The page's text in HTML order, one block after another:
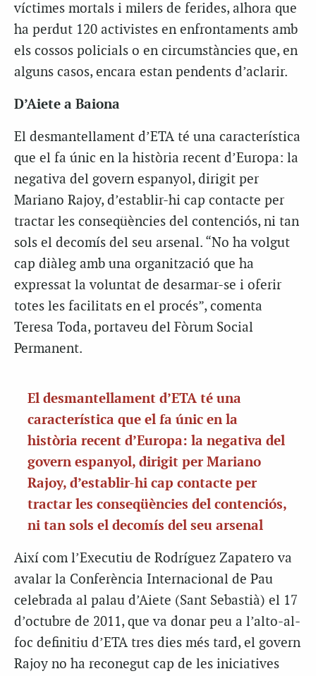
víctimes mortals i milers de ferides, alhora que
ha perdut 120 activistes en enfrontaments amb
els cossos policials o en circumstàncies que, en
alguns casos, encara estan pendents d’aclarir.
D’Aiete a Baiona
El desmantellament d’ETA té una característica
que el fa únic en la història recent d’Europa: la
negativa del govern espanyol, dirigit per
Mariano Rajoy, d’establir-hi cap contacte per
tractar les conseqüències del contenciós, ni tan
sols el decomís del seu arsenal. “No ha volgut
cap diàleg amb una organització que ha
expressat la voluntat de desarmar-se i oferir
totes les facilitats en el procés”, comenta
Teresa Toda, portaveu del Fòrum Social
Permanent.
El desmantellament d’ETA té una
característica que el fa únic en la
història recent d’Europa: la negativa del
govern espanyol, dirigit per Mariano
Rajoy, d’establir-hi cap contacte per
tractar les conseqüències del contenciós,
ni tan sols el decomís del seu arsenal
Així com l’Executiu de Rodríguez Zapatero va
avalar la Conferència Internacional de Pau
celebrada al palau d’Aiete (Sant Sebastià) el 17
d’octubre de 2011, que va donar peu a l’alto-al-
foc definitiu d’ETA tres dies més tard, el govern
Rajoy no ha reconegut cap de les iniciatives